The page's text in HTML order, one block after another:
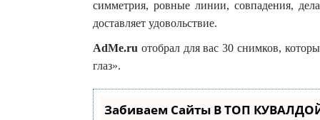
симметрия, ровные линии, совпадения,
доставляет удовольствие.
AdMe.ru отобрал для вас 30 снимков,
глаз».
Забиваем Сайты В ТОП